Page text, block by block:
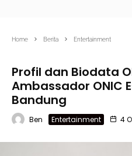
Home Berita Entertainment
Profil dan Biodata
Ambassador ONIC
Bandung
Ben Entertainment 4